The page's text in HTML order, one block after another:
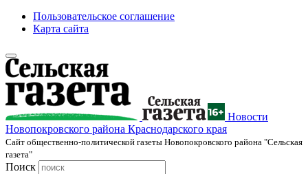
Пользовательское соглашение
Карта сайта
Новости
Новопокровского района Краснодарского края
Cайт общественно-политической газеты Новопокровского района "Сельская
газета"
Поиск